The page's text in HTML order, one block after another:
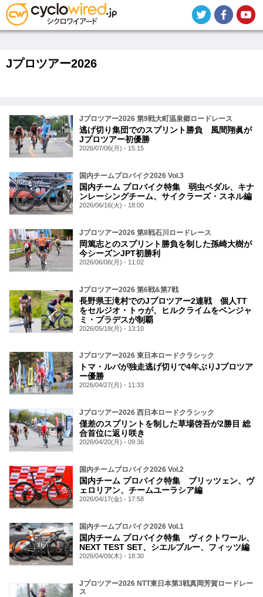
メ
イ
テJプロツアー2026
Jプロツアー2026 第9戦大町温泉郷ロードレース
逃げ切り集団でのスプリント勝負 風間翔眞が
Jプロツアー初優勝
2026/07/06(月) - 15:15
国内チームプロバイク2026 Vol.3
国内チーム プロバイク特集 弱虫ペダル、キナ
ンレーシングチーム、サイクラーズ・スネル編
2026/06/16(火) - 18:00
Jプロツアー2026 第8戦石川ロードレース
岡篤志とのスプリント勝負を制した孫崎大樹が
今シーズンJPT初勝利
2026/06/08(月) - 11:02
Jプロツアー2026 第6戦&第7戦
長野県王滝村でのJプロツアー2連戦 個人TT
をセルジオ・トゥが、ヒルクライムをベンジャ
ミ・プラデスが制覇
2026/05/18(月) - 13:10
Jプロツアー2026 東日本ロードクラシック
トマ・ルバが独走逃げ切りで4年ぶりJプロツア
ー優勝
2026/04/27(月) - 11:33
Jプロツアー2026 西日本ロードクラシック
僅差のスプリントを制した草場啓吾が2勝目 総
合首位に返り咲き
2026/04/20(月) - 09:36
国内チームプロバイク2026 Vol.2
国内チーム プロバイク特集 ブリッツェン、ヴ
ェロリアン、チームユーラシア編
2026/04/17(金) - 17:58
国内チームプロバイク2026 Vol.1
国内チーム プロバイク特集 ヴィクトワール、
NEXT TEST SET、シエルブルー、フィッツ編
2026/04/09(木) - 18:30
Jプロツアー2026 NTT東日本第3戦真岡芳賀ロードレー
ス